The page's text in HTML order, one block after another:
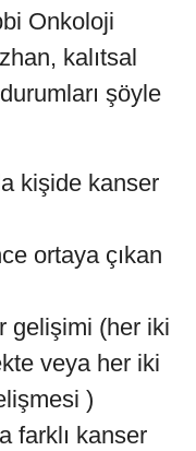
Onkoloji
kalıtsal
şöyle
kişide kanser
ortaya çıkan
gelişimi (her iki
veya her iki
)
farklı kanser